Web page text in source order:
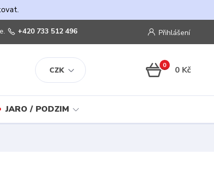
CZK
Přihlášení
+420 733 512 496
0 0 Kč
JARO / PODZIM